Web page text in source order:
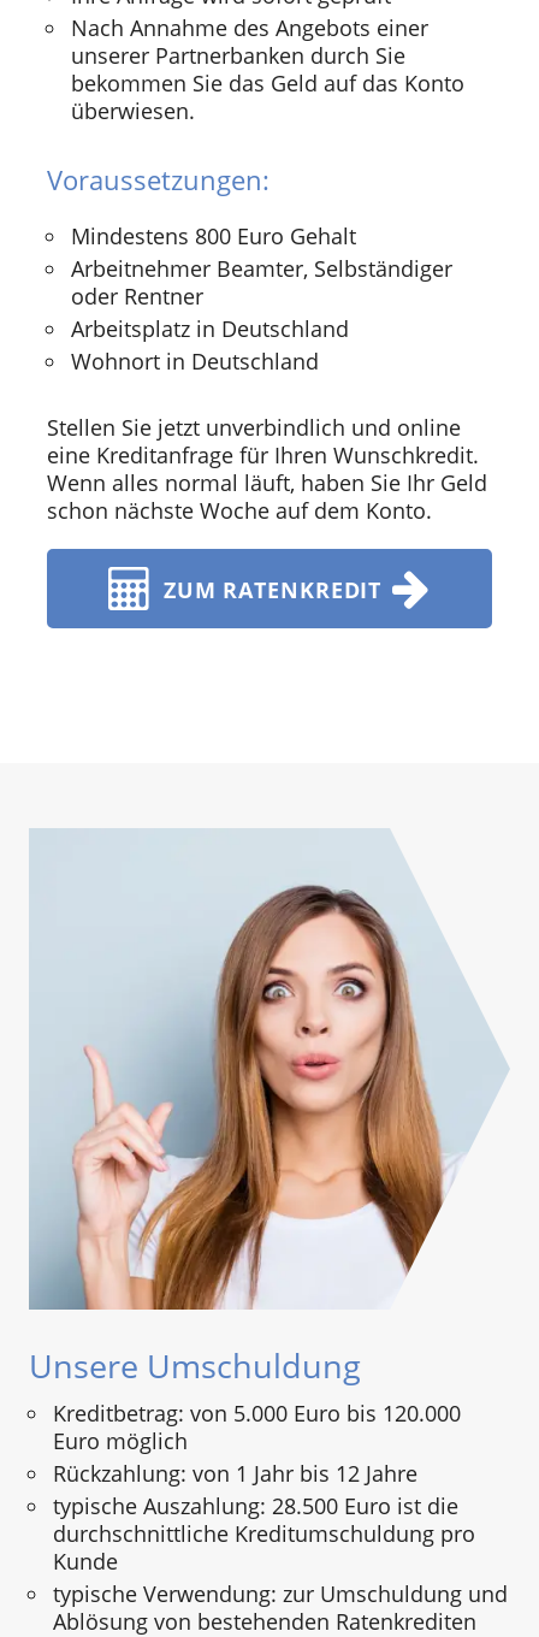
Nach Annahme des Angebots einer
unserer Partnerbanken durch Sie
bekommen Sie das Geld auf das Konto
überwiesen.
Voraussetzungen:
Mindestens 800 Euro Gehalt
Arbeitnehmer Beamter, Selbständiger
oder Rentner
Arbeitsplatz in Deutschland
Wohnort in Deutschland
Stellen Sie jetzt unverbindlich und online
eine Kreditanfrage für Ihren Wunschkredit.
Wenn alles normal läuft, haben Sie Ihr Geld
schon nächste Woche auf dem Konto.
ZUM RATENKREDIT
Unsere Umschuldung
Kreditbetrag: von 5.000 Euro bis 120.000
Euro möglich
Rückzahlung: von 1 Jahr bis 12 Jahre
typische Auszahlung: 28.500 Euro ist die
durchschnittliche Kreditumschuldung pro
Kunde
typische Verwendung: zur Umschuldung und
Ablösung von bestehenden Ratenkrediten